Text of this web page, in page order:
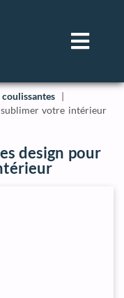
votre intérieur
design pour